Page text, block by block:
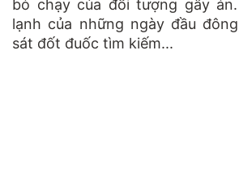
bỏ chạy của đối tượng gây
lạnh của những ngày đầu
sát đốt đuốc tìm kiếm...